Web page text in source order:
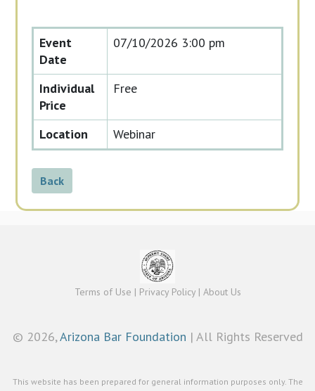
Event
Date
07/10/2026 3:00 pm
Individual
Price
Free
Location Webinar
Back
Terms of Use | Privacy Policy| About Us
© 2026,Arizona Bar Foundation | All Rights Reserved
This website has been prepared for general information purposes only. The